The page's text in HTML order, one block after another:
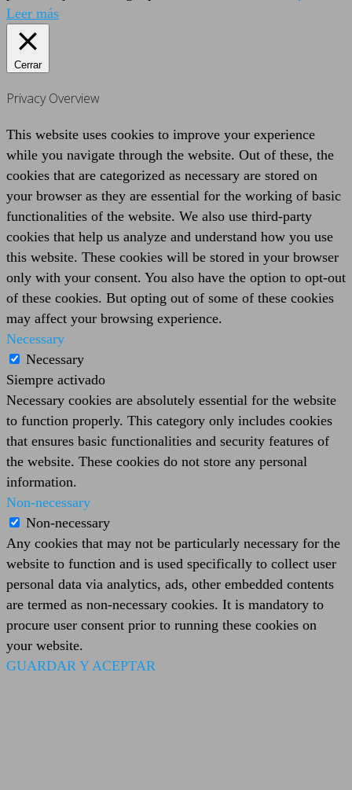
Leer más
Cerrar
Privacy Overview
This website uses cookies to improve your experience
while you navigate through the website. Out of these, the
cookies that are categorized as necessary are stored on
your browser as they are essential for the working of basic
functionalities of the website. We also use third-party
cookies that help us analyze and understand how you use
this website. These cookies will be stored in your browser
only with your consent. You also have the option to opt-out
of these cookies. But opting out of some of these cookies
may affect your browsing experience.
Necessary
Necessary
Siempre activado
Necessary cookies are absolutely essential for the website
to function properly. This category only includes cookies
that ensures basic functionalities and security features of
the website. These cookies do not store any personal
information.
Non-necessary
Non-necessary
Any cookies that may not be particularly necessary for the
website to function and is used specifically to collect user
personal data via analytics, ads, other embedded contents
are termed as non-necessary cookies. It is mandatory to
procure user consent prior to running these cookies on
your website.
GUARDAR Y ACEPTAR